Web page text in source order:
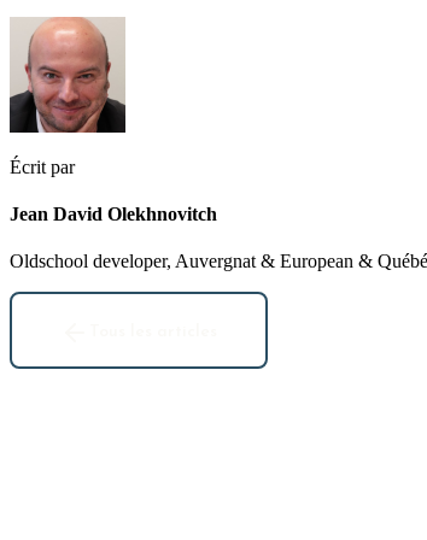
Écrit par
Jean David Olekhnovitch
Oldschool developer, Auvergnat & European &